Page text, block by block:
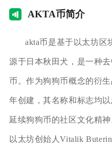
AKTA币简介
akta币是基于以太坊区
源于日本秋田犬，是一种
币。作为狗狗币概念的衍
年创建，其名称和标志均
延续狗狗币的社区文化精
以太坊创始人Vitalik